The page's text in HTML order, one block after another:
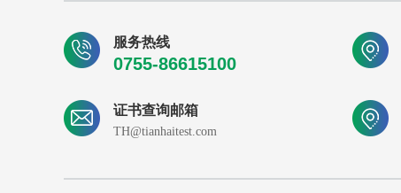
服务热线
0755-86615100
证书查询邮箱
TH@tianhaitest.com